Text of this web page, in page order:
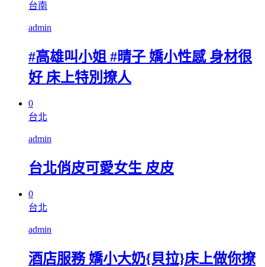
台南
admin
#高雄叫小姐 #晴子 嬌小性感 身材很
好 床上特別撩人
0
台北
admin
台北俏皮可愛女生 皮皮
0
台北
admin
酒店服務 嬌小大奶{貝拉}床上做你撩